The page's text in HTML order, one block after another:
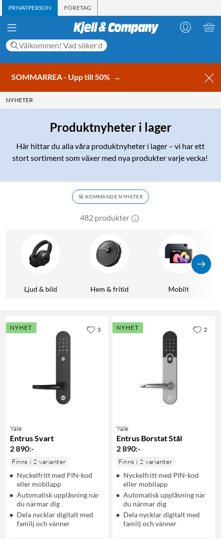
PRIVATPERSON FÖRETAG
SOMMARREA - Upp till 50% →
NYHETER
Produktnyheter i lager
Här hittar du alla våra produktnyheter i lager – vi har ett
stort sortiment som växer med nya produkter varje vecka!
SE KOMMANDE NYHETER
482 produkter
Ljud & bild Hem & fritid Mobilt
NYHET
Yale
Entrus Svart
2 890:-
Finns i 2 varianter
Nyckelfritt med PIN-kod
eller mobilapp
Automatisk upplåsning när
du närmar dig
Dela nycklar digitalt med
familj och vänner
3 NYHET
Yale
Entrus Borstat Stål
2 890:-
Finns i 2 varianter
Nyckelfritt med PIN-kod
eller mobilapp
Automatisk upplåsning när
du närmar dig
Dela nycklar digitalt med
familj och vänner
2